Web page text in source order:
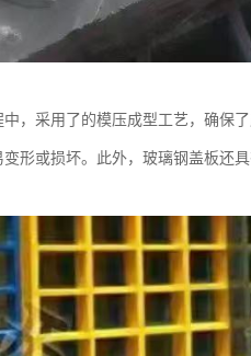
，采用了的模压成型工艺，确保
形或损坏。此外，玻璃钢盖板还